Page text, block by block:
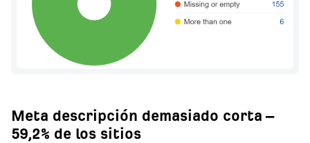
Meta descripción demasiado corta –
59,2% de los sitios